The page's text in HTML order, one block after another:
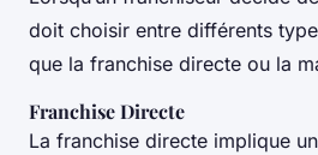
doit choisir entre différents
que la franchise directe ou la
Franchise Directe
La franchise directe implique